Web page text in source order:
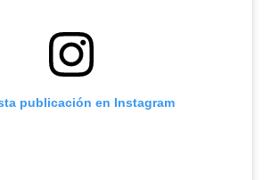
publicación en Instagram